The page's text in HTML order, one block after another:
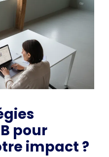
pour
impact ?